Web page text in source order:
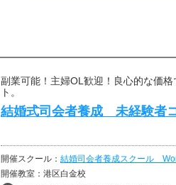
副業可能！主婦OL歓迎！良心的な価
ト。
結婚式司会者養成 未経験者
開催スクール： 結婚司会者養成スクール
開催教室：港区白金校